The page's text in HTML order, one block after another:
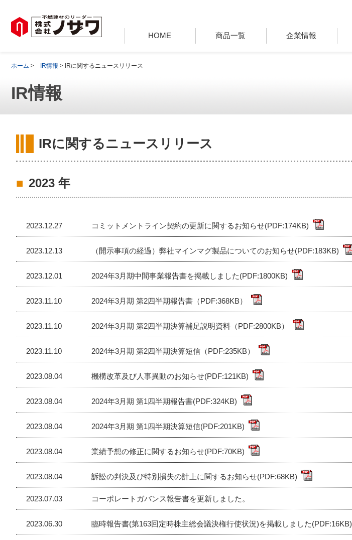
HOME 商品一覧 企業情報
ホーム > IR情報 > IRに関するニュースリリース
IR情報
IRに関するニュースリリース
2023 年
2023.12.27 コミットメントライン契約の更新に関するお知らせ(PDF:174KB)
2023.12.13 （開⽰事項の経過）弊社マインマグ製品についてのお知らせ(PDF:183KB)
2023.12.01 2024年3月期中間事業報告書を掲載しました(PDF:1800KB)
2023.11.10 2024年3月期 第2四半期報告書（PDF:368KB）
2023.11.10 2024年3月期 第2四半期決算補足説明資料（PDF:2800KB）
2023.11.10 2024年3月期 第2四半期決算短信（PDF:235KB）
2023.08.04 機構改革及び人事異動のお知らせ(PDF:121KB)
2023.08.04 2024年3月期 第1四半期報告書(PDF:324KB)
2023.08.04 2024年3月期 第1四半期決算短信(PDF:201KB)
2023.08.04 業績予想の修正に関するお知らせ(PDF:70KB)
2023.08.04 訴訟の判決及び特別損失の計上に関するお知らせ(PDF:68KB)
2023.07.03 コーポレートガバンス報告書を更新しました。
2023.06.30 臨時報告書(第163回定時株主総会議決権行使状況)を掲載しました(PDF:16KB)